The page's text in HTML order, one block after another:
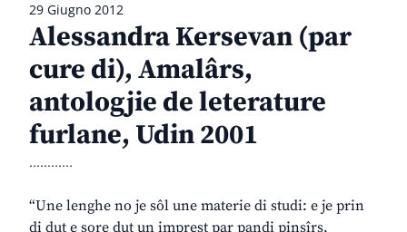
29 Giugno 2012
Alessandra Kersevan (par
cure di), Amalârs,
antologjie de leterature
furlane, Udin 2001
............
“Une lenghe no je sôl une materie di studi: e je prin
di dut e sore dut un imprest par pandi pinsîrs,